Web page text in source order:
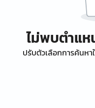
ไม่พบตำแ
ปรับตัวเลือกการค้นห